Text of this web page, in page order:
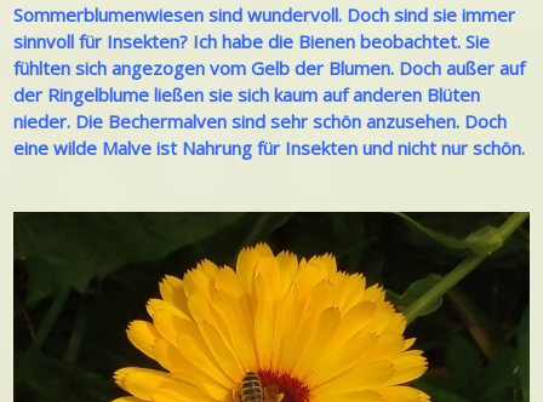
Sommerblumenwiesen sind wundervoll. Doch sind sie immer
sinnvoll für Insekten? Ich habe die Bienen beobachtet. Sie
fühlten sich angezogen vom Gelb der Blumen. Doch außer auf
der Ringelblume ließen sie sich kaum auf anderen Blüten
nieder. Die Bechermalven sind sehr schön anzusehen. Doch
einewilde Malve ist Nahrung für Insekten und nicht nur schön.